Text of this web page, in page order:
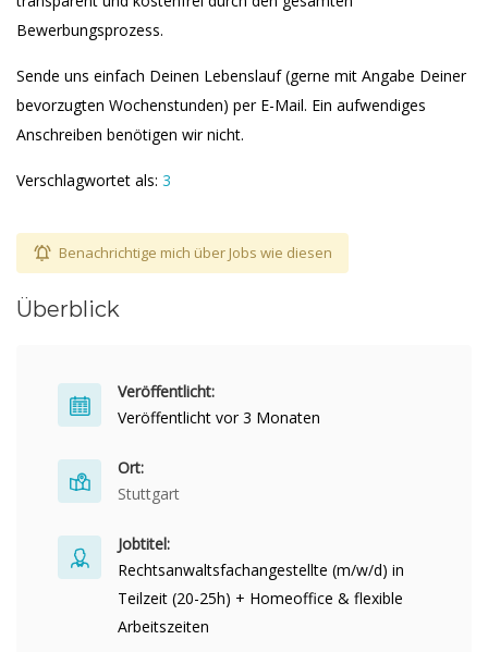
Bewerbungsprozess.
Sende uns einfach Deinen Lebenslauf (gerne mit Angabe Deiner
bevorzugten Wochenstunden) per E-Mail. Ein aufwendiges
Anschreiben benötigen wir nicht.
Verschlagwortet als: 3
Benachrichtige mich über Jobs wie diesen
Überblick
Veröffentlicht:
Veröffentlicht vor 3 Monaten
Ort:
Stuttgart
Jobtitel:
Rechtsanwaltsfachangestellte (m/w/d) in
Teilzeit (20-25h) + Homeoffice & flexible
Arbeitszeiten